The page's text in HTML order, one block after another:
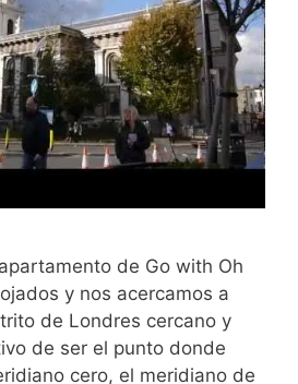
de Go with Oh
y nos acercamos a
de Londres cercano y
de ser el punto donde
cero, el meridiano de